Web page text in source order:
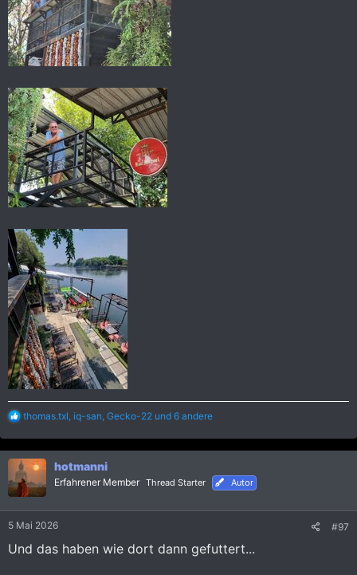
R
a
k
t
i
o
n
thomas.txl iq-san Gecko-22 und 6 andere
hotmanni
Erfahrener Member Thread Starter Autor
5 Mai 2026 #97
Und das haben wie dort dann gefuttert...